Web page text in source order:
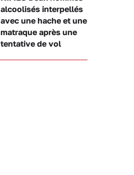
alcoolisés interpellés
avec une hache et une
matraque après une
tentative de vol